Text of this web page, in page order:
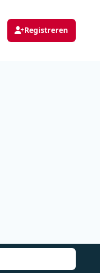
Registreren